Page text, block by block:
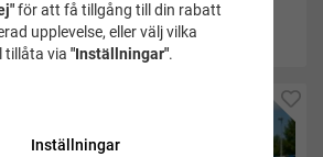
Köp
för att få tillgång till din rabatt
upplevelse, eller välj vilka
tillåta via "Inställningar".
Inställningar